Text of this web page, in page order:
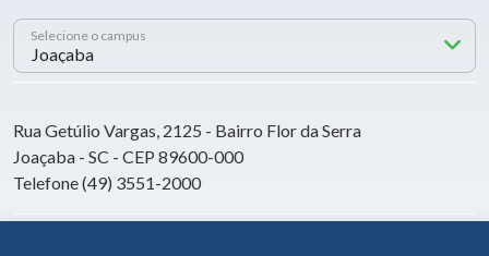
Selecione o campus
Rua Getúlio Vargas, 2125 - Bairro Flor da Serra
Joaçaba - SC - CEP 89600-000
Telefone (49) 3551-2000